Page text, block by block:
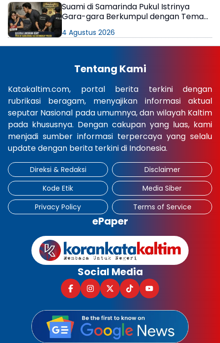
Suami di Samarinda Pukul Istrinya
Gara-gara Berkumpul dengan Teman
4 Agustus 2026
Tentang Kami
Katakaltim.com, portal berita terkini dengan
rubrikasi beragam, menyajikan informasi aktual
seputar Nasional pada umumnya, dan wilayah Kaltim
pada khususnya. Dengan cakupan yang luas, kami
menjadi sumber informasi terpercaya yang selalu
update dengan berita terkini di Indonesia.
Direksi & Redaksi
Disclaimer
Kode Etik
Media Siber
Privacy Policy
Terms of Service
ePaper
Social Media